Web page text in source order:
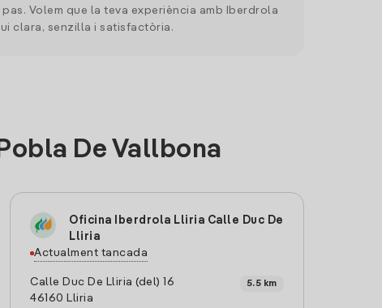
Volem que la teva experiència amb Iberdrola
clara, senzilla i satisfactòria.
De Vallbona
Oficina Iberdrola Lliria Calle Duc De
Lliria
Actualment tancada
Calle Duc De Lliria (del) 16
46160 Lliria
5.5 km